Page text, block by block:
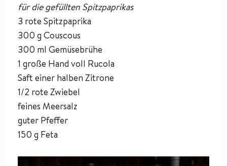
für die gefüllten Spitzpaprikas
3 rote Spitzpaprika
300 g Couscous
300 ml Gemüsebrühe
1 große Hand voll Rucola
Saft einer halben Zitrone
1/2 rote Zwiebel
feines Meersalz
guter Pfeffer
150 g Feta